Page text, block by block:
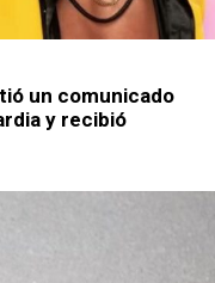
un comunicado
y recibió